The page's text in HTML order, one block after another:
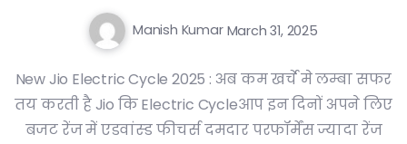
Manish Kumar March 31, 2025
New Jio Electric Cycle 2025 : अब कम खर्चे मे लम्बा सफर
तय करती है Jio कि Electric Cycleआप इन दिनों अपने लिए
बजट रेंज में एडवांस्ड फीचर्स दमदार परफॉर्मेंस ज्यादा रेंज